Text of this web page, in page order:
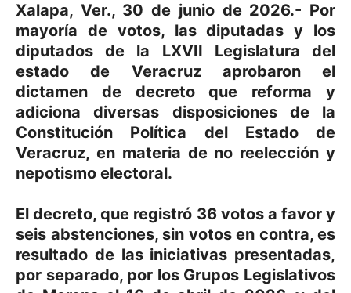
Xalapa, Ver., 30 de junio de 2026.- Por
mayoría de votos, las diputadas y los
diputados de la LXVII Legislatura del
estado de Veracruz aprobaron el
dictamen de decreto que reforma y
adiciona diversas disposiciones de la
Constitución Política del Estado de
Veracruz, en materia de no reelección y
nepotismo electoral.
El decreto, que registró 36 votos a favor y
seis abstenciones, sin votos en contra, es
resultado de las iniciativas presentadas,
por separado, por los Grupos Legislativos